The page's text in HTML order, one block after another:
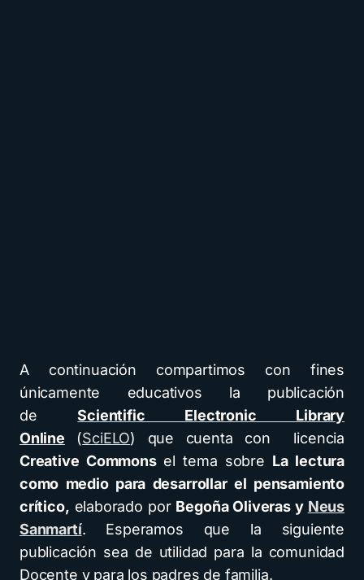
A continuación compartimos con fines
únicamente educativos la publicación
deScientific Electronic Library
Online (SciELO) que cuenta con licencia
Creative Commons el tema sobre La lectura
como medio para desarrollar el pensamiento
crítico, elaborado por Begoña Oliveras y Neus
Sanmartí. Esperamos que la siguiente
publicación sea de utilidad para la comunidad
Docente y para los padres de familia.